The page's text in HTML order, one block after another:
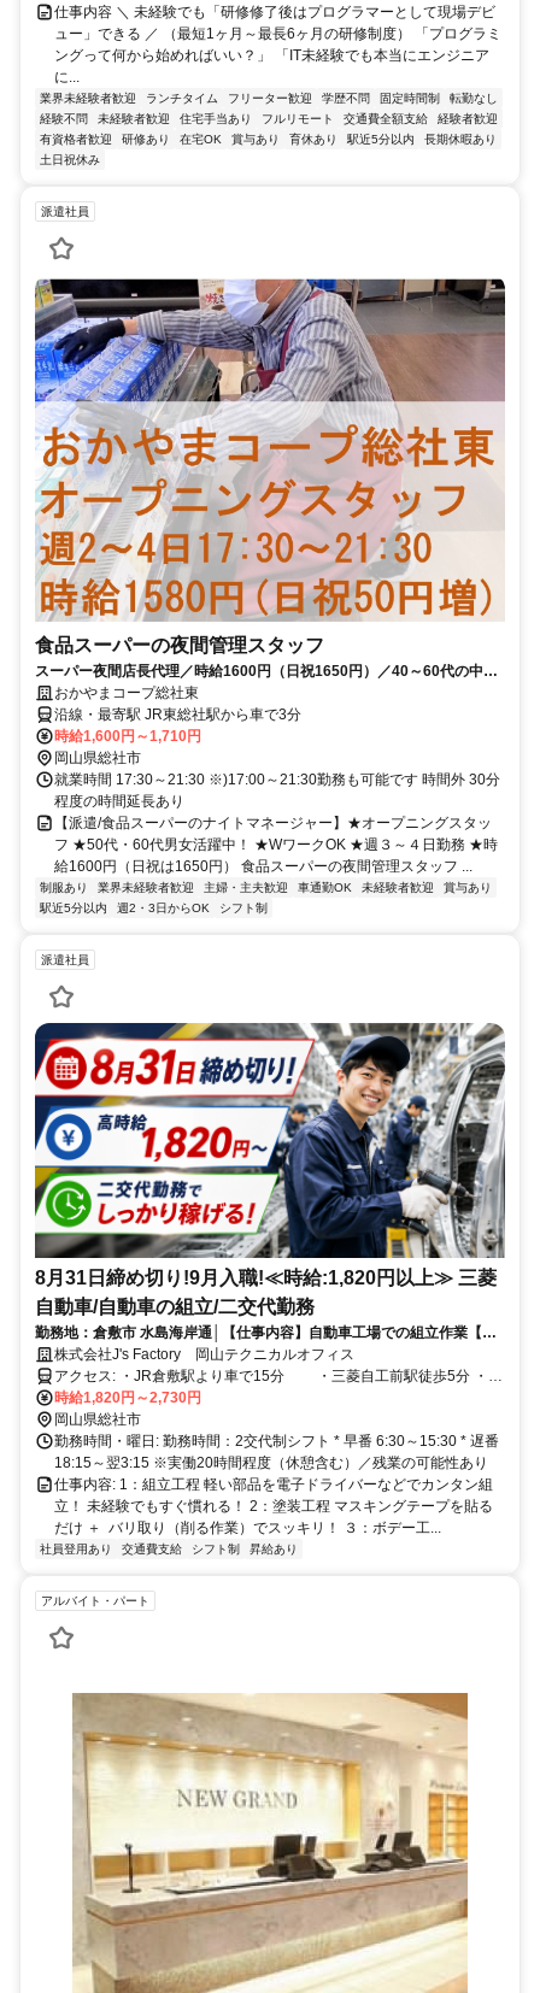
仕事内容 ＼ 未経験でも「研修修了後はプログラマーとして現場デビ
ュー」できる ／ （最短1ヶ月～最長6ヶ月の研修制度） 「プログラミ
ングって何から始めればいい？」 「IT未経験でも本当にエンジニア
に...
業界未経験者歓迎 ランチタイム フリーター歓迎 学歴不問 固定時間制
転勤なし
経験不問
未経験者歓迎 住宅手当あり フルリモート 交通費全額支給
経験者歓迎
有資格者歓迎
研修あり 在宅OK 賞与あり 育休あり 駅近5分以内
長期休暇あり
土日祝休み
派遣社員
食品スーパーの夜間管理スタッフ
スーパー夜間店長代理／時給1600円（日祝1650円）／40～60代の中高
年・ミドル歓迎／扶養内勤務／夕方から勤務
おかやまコープ総社東
沿線・最寄駅 JR東総社駅から車で3分
時給1,600円～1,710円
岡山県総社市
就業時間 17:30～21:30 ※)17:00～21:30勤務も可能です 時間外 30分
程度の時間延長あり
【派遣/食品スーパーのナイトマネージャー】★オープニングスタッ
フ ★50代・60代男女活躍中！ ★WワークOK ★週３～４日勤務 ★時
給1600円（日祝は1650円） 食品スーパーの夜間管理スタッフ ...
制服あり 業界未経験者歓迎 主婦・主夫歓迎 車通勤OK 未経験者歓迎
賞与あり
駅近5分以内
週2・3日からOK シフト制
派遣社員
8月31日締め切り!9月入職!≪時給:1,820円以上≫ 三菱
自動車/自動車の組立/二交代勤務
勤務地：倉敷市 水島海岸通│【仕事内容】自動車工場での組立作業【特
徴】独り暮らししたい方は寮完備・長期安定雇用
株式会社J's Factory 岡山テクニカルオフィス
アクセス: ・JR倉敷駅より車で15分 ・三菱自工前駅徒歩5分 ・
JR総社駅より車で35分 ・JR児島駅より車で25分 ・JR北長瀬駅
時給1,820円～2,730円
岡山県総社市
勤務時間・曜日: 勤務時間：2交代制シフト * 早番 6:30～15:30 * 遅番
18:15～翌3:15 ※実働20時間程度（休憩含む）／残業の可能性あり
仕事内容: 1：組立工程 軽い部品を電子ドライバーなどでカンタン組
立！ 未経験でもすぐ慣れる！ 2：塗装工程 マスキングテープを貼る
だけ ＋ バリ取り（削る作業）でスッキリ！ ３：ボデー工...
社員登用あり 交通費支給 シフト制 昇給あり
アルバイト・パート